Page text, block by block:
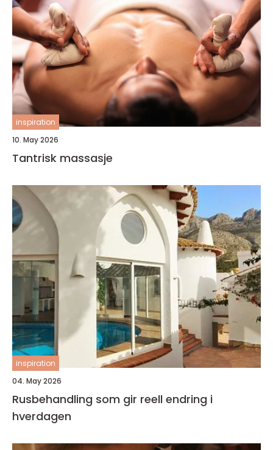
inspiration
10. May 2026
Tantrisk massasje
inspiration
04. May 2026
Rusbehandling som gir reell endring i
hverdagen